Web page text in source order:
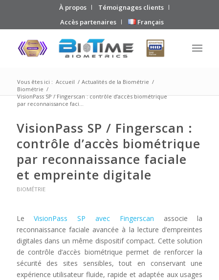
À propos
Témoignages clients
Accès partenaires
Français
Vous êtes ici : Accueil / Actualités de la Biométrie /
Biométrie /
VisionPass SP / Fingerscan : contrôle d’accès biométrique
par reconnaissance faci...
VisionPass SP / Fingerscan :
contrôle d’accès biométrique
par reconnaissance faciale
et empreinte digitale
BIOMÉTRIE
LeVisionPass SP avec Fingerscan associe la
reconnaissance faciale avancée à la lecture d’empreintes
digitales dans un même dispositif compact. Cette solution
de contrôle d’accès biométrique permet de renforcer la
sécurité des sites sensibles, tout en conservant une
expérience utilisateur fluide, rapide et adaptée aux usages